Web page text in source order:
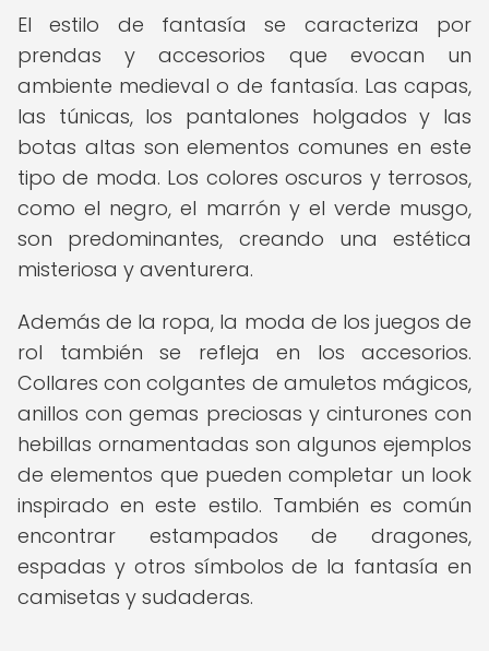
El estilo de fantasía se caracteriza por
prendas y accesorios que evocan un
ambiente medieval o de fantasía. Las capas,
las túnicas, los pantalones holgados y las
botas altas son elementos comunes en este
tipo de moda. Los colores oscuros y terrosos,
como el negro, el marrón y el verde musgo,
son predominantes, creando una estética
misteriosa y aventurera.
Además de la ropa, la moda de los juegos de
rol también se refleja en los accesorios.
Collares con colgantes de amuletos mágicos,
anillos con gemas preciosas y cinturones con
hebillas ornamentadas son algunos ejemplos
de elementos que pueden completar un look
inspirado en este estilo. También es común
encontrar estampados de dragones,
espadas y otros símbolos de la fantasía en
camisetas y sudaderas.